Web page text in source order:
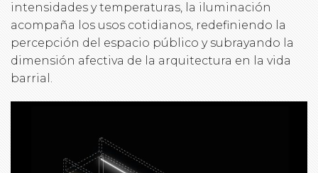
intensidades y temperaturas, la iluminación
acompaña los usos cotidianos, redefiniendo la
percepción del espacio público y subrayando la
dimensión afectiva de la arquitectura en la vida
barrial.